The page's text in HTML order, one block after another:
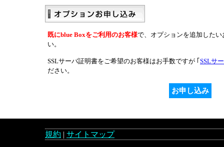
既にblue Boxをご利用のお客様で、オプションを追加した
い。
SSLサーバ証明書をご希望のお客様はお手数ですが ｢ SSLサ
ださい。
規約 | サイトマップ